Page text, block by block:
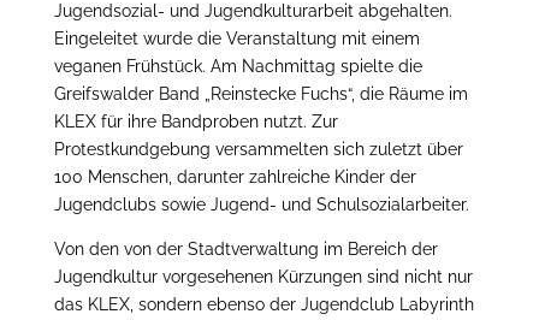
Jugendsozial- und Jugendkulturarbeit abgehalten.
Eingeleitet wurde die Veranstaltung mit einem
veganen Frühstück. Am Nachmittag spielte die
Greifswalder Band „Reinstecke Fuchs“, die Räume im
KLEX für ihre Bandproben nutzt. Zur
Protestkundgebung versammelten sich zuletzt über
100 Menschen, darunter zahlreiche Kinder der
Jugendclubs sowie Jugend- und Schulsozialarbeiter.
Von den von der Stadtverwaltung im Bereich der
Jugendkultur vorgesehenen Kürzungen sind nicht nur
das KLEX, sondern ebenso der Jugendclub Labyrinth